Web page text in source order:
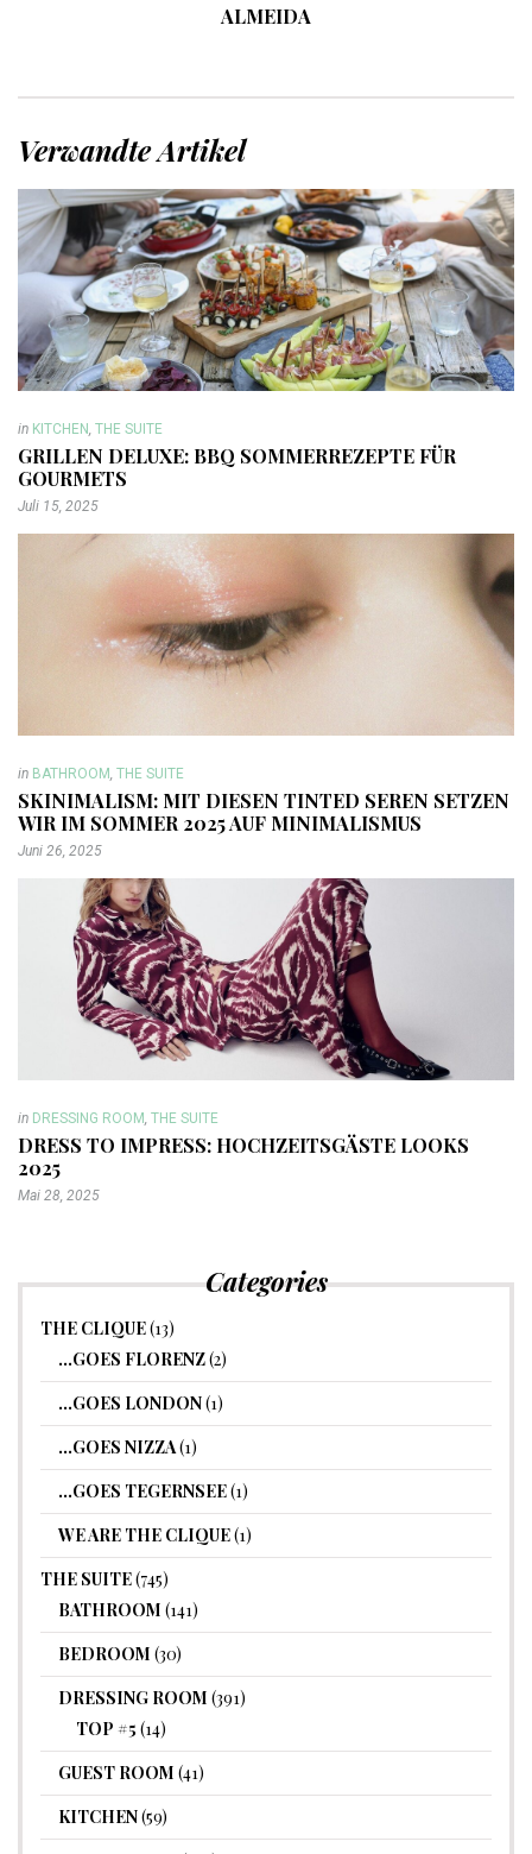
ALMEIDA
Verwandte Artikel
in KITCHEN THE SUITE
GRILLEN DELUXE: BBQ SOMMERREZEPTE FÜR
GOURMETS
Juli 15, 2025
in BATHROOM THE SUITE
SKINIMALISM: MIT DIESEN TINTED SEREN SETZEN
WIR IM SOMMER 2025 AUF MINIMALISMUS
Juni 26, 2025
in DRESSING ROOM THE SUITE
DRESS TO IMPRESS: HOCHZEITSGÄSTE LOOKS
2025
Mai 28, 2025
Categories
THE CLIQUE(13)
…GOES FLORENZ(2)
…GOES LONDON(1)
…GOES NIZZA(1)
…GOES TEGERNSEE(1)
WE ARE THE CLIQUE(1)
THE SUITE(745)
BATHROOM (141)
BEDROOM (30)
DRESSING ROOM (391)
TOP #5 (14)
GUEST ROOM (41)
KITCHEN(59)